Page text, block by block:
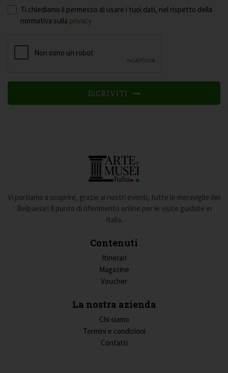
Ti chiediamo il permesso di usare i tuoi dati, nel rispetto della
normativa sulla privacy
ISCRIVITI
Vi portiamo a scoprire, grazie ai nostri eventi, tutte le meraviglie del
Belpaese! Il punto di riferimento online per le visite guidate in
Italia.
Contenuti
Itinerari
Magazine
Voucher
La nostra azienda
Chi siamo
Termini e condizioni
Contatti